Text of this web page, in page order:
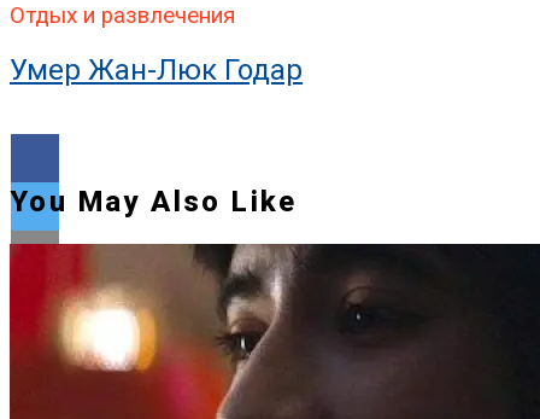
Отдых и развлечения
Умер Жан-Люк Годар
Flipboard
Reddit
You May Also Like